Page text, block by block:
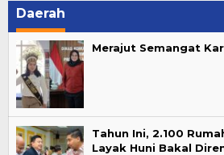
Daerah
Merajut Semangat
Tahun Ini, 2.100
Layak Huni Bakal